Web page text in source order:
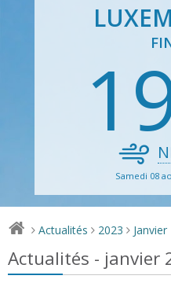
Samedi 08
> Actualités > 2023 > Janvier
Actualités - janvier